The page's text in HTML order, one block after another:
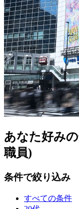
あなた好み
職員)
条件で絞り込み
すべての条件